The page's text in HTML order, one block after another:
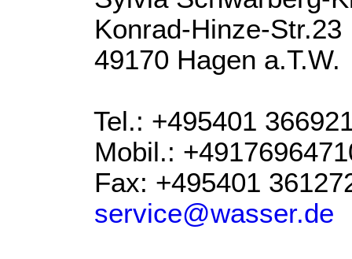
Konrad-Hinze-Str.23
49170 Hagen a.T.W.
Tel.: +495401
Mobil.:
Fax: +495401
service@wasser.de